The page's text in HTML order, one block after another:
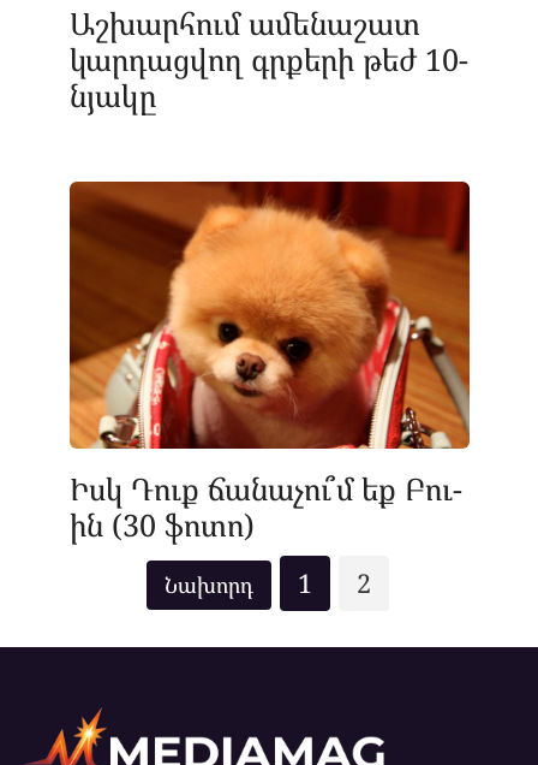
Աշխարհում ամենաշատ
կարդացվող գրքերի թեժ 10-
նյակը
Իսկ Դուք ճանաչու՞մ եք Բու-
ին (30 ֆոտո)
1 2